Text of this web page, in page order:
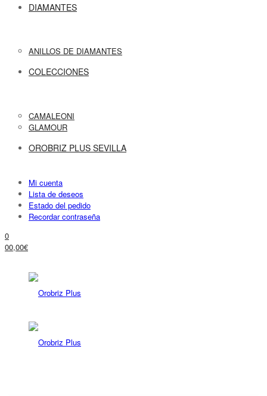
DIAMANTES
ANILLOS DE DIAMANTES
COLECCIONES
CAMALEONI
GLAMOUR
OROBRIZ PLUS SEVILLA
Mi cuenta
Lista de deseos
Estado del pedido
Recordar contraseña
0
00,00€